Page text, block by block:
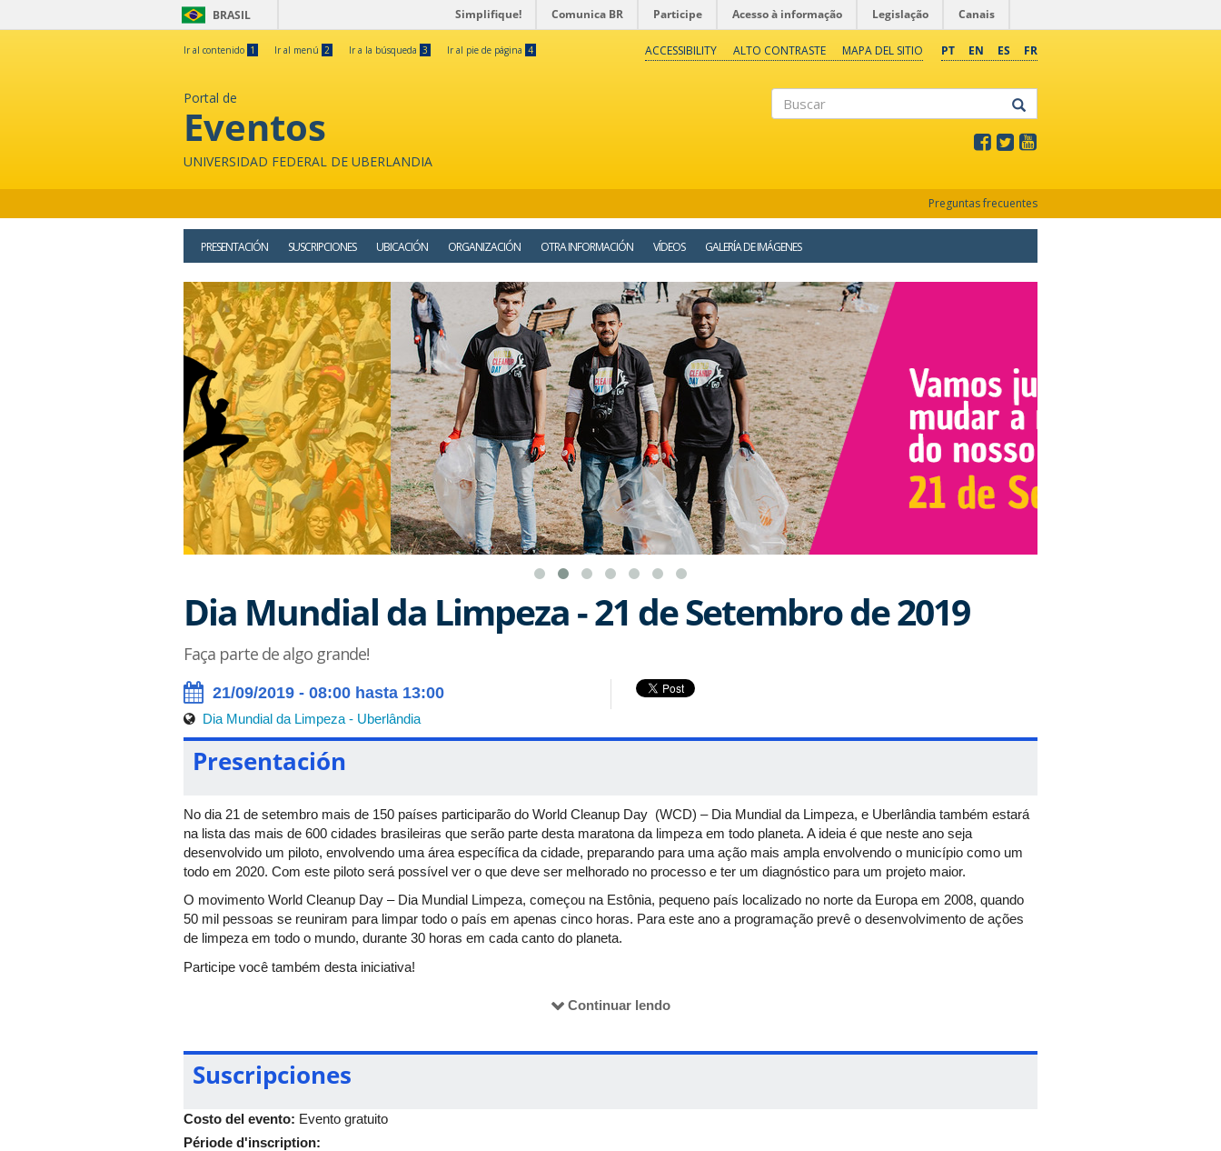
BRASIL Simplifique! Comunica BR Participe Acesso à informação Legislação Canais
Ir al contenido 1 Ir al menú 2 Ir a la búsqueda 3 Ir al pie de página 4 PT EN ES FR
ACCESSIBILITY ALTO CONTRASTE MAPA DEL SITIO
Portal de
Eventos
UNIVERSIDAD FEDERAL DE UBERLANDIA
Preguntas frecuentes
PRESENTACIÓN SUSCRIPCIONES UBICACIÓN ORGANIZACIÓN OTRA INFORMACIÓN VÍDEOS GALERÍA DE IMÁGENES
Dia Mundial da Limpeza - 21 de Setembro de 2019
Faça parte de algo grande!
21/09/2019 - 08:00 hasta 13:00
Dia Mundial da Limpeza - Uberlândia
Presentación
No dia 21 de setembro mais de 150 países participarão do World Cleanup Day (WCD) – Dia Mundial da Limpeza, e Uberlândia também estará
na lista das mais de 600 cidades brasileiras que serão parte desta maratona da limpeza em todo planeta. A ideia é que neste ano seja
desenvolvido um piloto, envolvendo uma área específica da cidade, preparando para uma ação mais ampla envolvendo o município como um
todo em 2020. Com este piloto será possível ver o que deve ser melhorado no processo e ter um diagnóstico para um projeto maior.
O movimento World Cleanup Day – Dia Mundial Limpeza, começou na Estônia, pequeno país localizado no norte da Europa em 2008, quando
50 mil pessoas se reuniram para limpar todo o país em apenas cinco horas. Para este ano a programação prevê o desenvolvimento de ações
de limpeza em todo o mundo, durante 30 horas em cada canto do planeta.
Participe você também desta iniciativa!
Continuar lendo
Suscripciones
Costo del evento: Evento gratuito
Période d'inscription: